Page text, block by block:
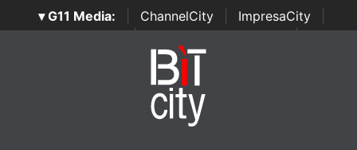
▾ G11 Media: ChannelCity ImpresaCity
SecurityOpenLab | Italian Channel Awards | Italian
Italian Security Awards